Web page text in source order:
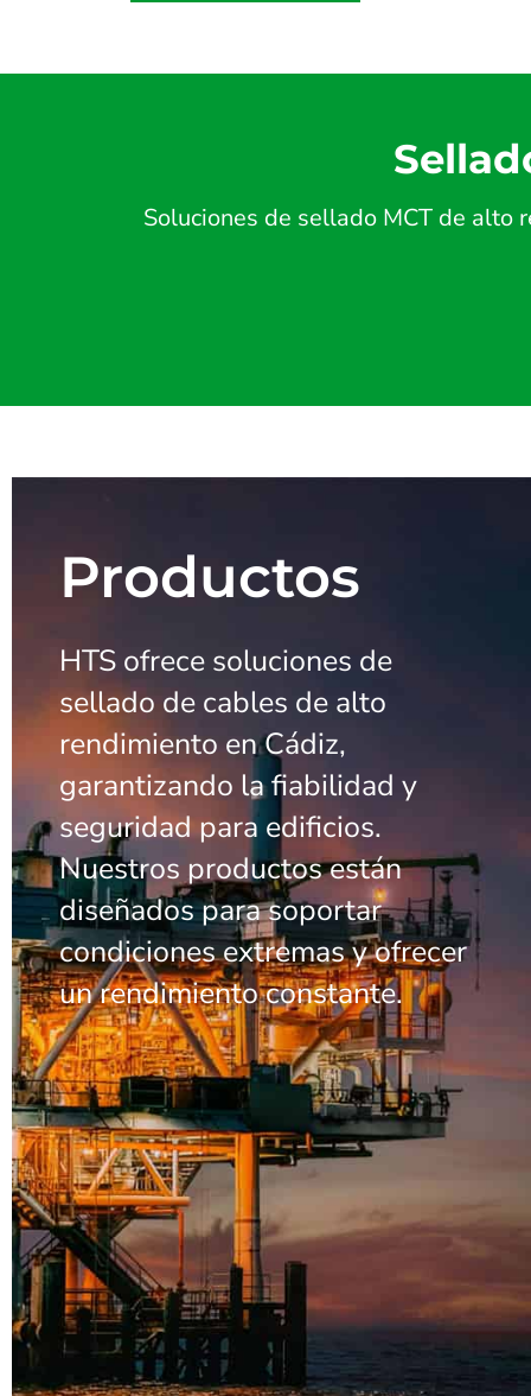
Soluciones de sellado MCT de alto
Productos
HTS ofrece soluciones de
sellado de cables de alto
rendimiento en Cádiz,
garantizando la fiabilidad y
seguridad para edificios.
Nuestros productos están
diseñados para soportar
condiciones extremas y ofrecer
un rendimiento constante.